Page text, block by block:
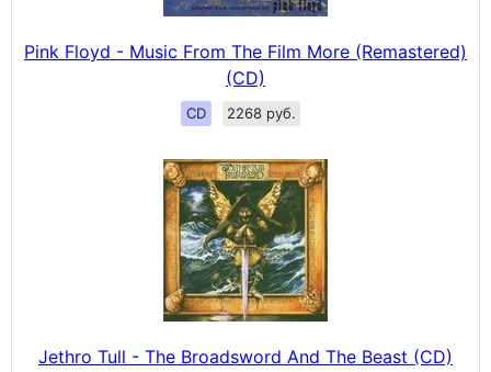
Pink Floyd - Music From The Film More (Remastered)
(CD)
CD 2268 руб.
Jethro Tull - The Broadsword And The Beast (CD)